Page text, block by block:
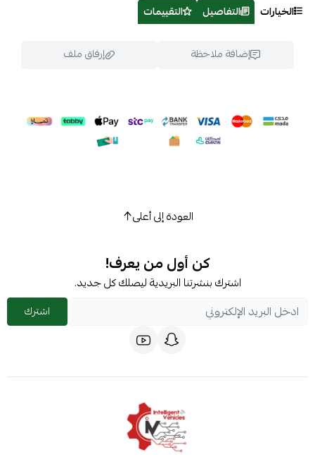
الخيارات التفاصيل التقييمات
إضافة ملاحظة إرفاق ملف
اسحب و افلت الملف هنا
استعراض
العودة إلى أعلى
كن أول من يعرف!
اشترك بنشرتنا البريدية ليصلك كل جديد.
اشترك